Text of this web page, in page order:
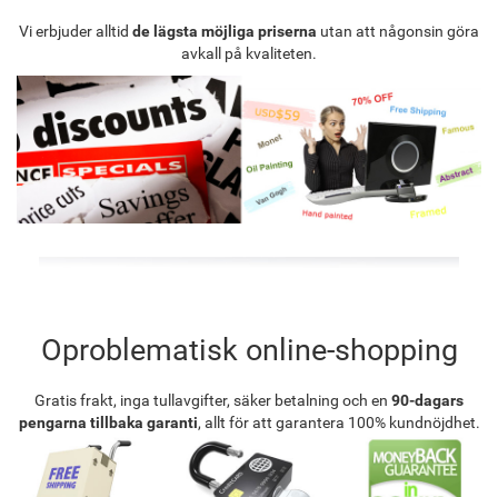
Vi erbjuder alltid de lägsta möjliga priserna utan att någonsin göra
avkall på kvaliteten.
Oproblematisk online-shopping
Gratis frakt, inga tullavgifter, säker betalning och en 90-dagars
pengarna tillbaka garanti, allt för att garantera 100% kundnöjdhet.